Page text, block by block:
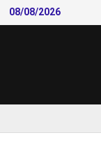
Skip
to
08/08/2026